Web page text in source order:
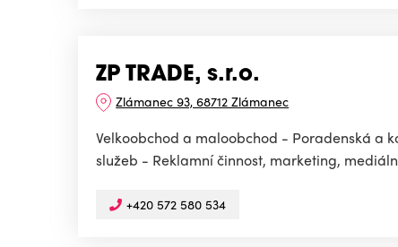
ZP TRADE, s.r.o.
Zlámanec 93, 68712 Zlámanec
Velkoobchod a maloobchod - Poradenská a
služeb - Reklamní činnost, marketing,
+420 572 580 534